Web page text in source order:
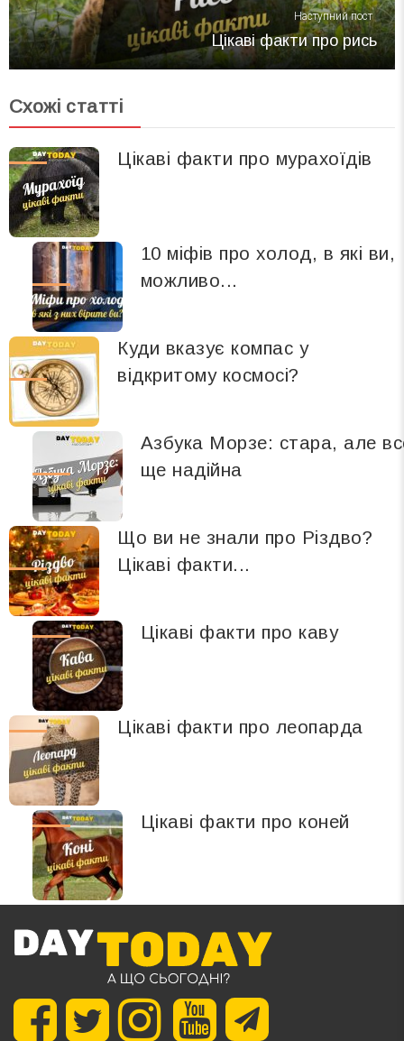
Наступний пост
Цікаві факти про рись
Схожі статті
Цікаві факти про мурахоїдів
10 міфів про холод, в які ви,
можливо...
Куди вказує компас у
відкритому космосі?
Азбука Морзе: стара, але
ще надійна
Що ви не знали про Різдво?
Цікаві факти...
Цікаві факти про каву
Цікаві факти про леопарда
Цікаві факти про коней